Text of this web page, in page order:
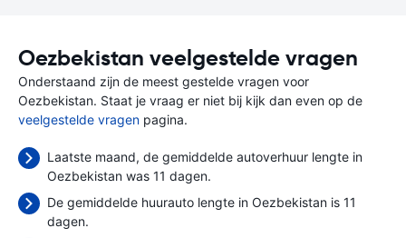
Oezbekistan veelgestelde vragen
Onderstaand zijn de meest gestelde vragen voor
Oezbekistan. Staat je vraag er niet bij kijk dan even op de
veelgestelde vragen pagina.
Laatste maand, de gemiddelde autoverhuur lengte in
Oezbekistan was 11 dagen.
De gemiddelde huurauto lengte in Oezbekistan is 11
dagen.